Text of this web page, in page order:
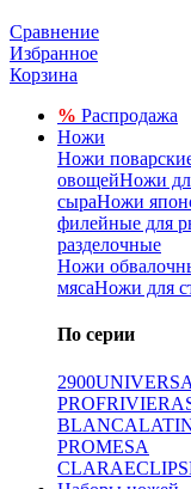
Сравнение
Избранное
Корзина
% Распродажа
Ножи
Ножи
овощейНожи
сыраНожи
филейные для
разделочные
Ножи
мясаНожи для
По серии
2900
PROFRIVIERA
BLANCA
PROMESA
CLARA